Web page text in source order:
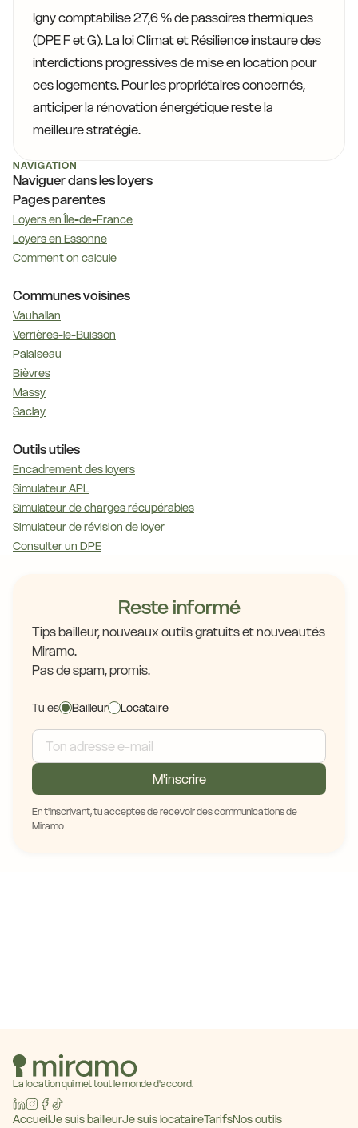
Igny comptabilise 27,6 % de passoires thermiques
(DPE F et G). La loi Climat et Résilience instaure des
interdictions progressives de mise en location pour
ces logements. Pour les propriétaires concernés,
anticiper la rénovation énergétique reste la
meilleure stratégie.
NAVIGATION
Naviguer dans les loyers
Pages parentes
Loyers en Île-de-France
Loyers en Essonne
Comment on calcule
Communes voisines
Vauhallan
Verrières-le-Buisson
Palaiseau
Bièvres
Massy
Saclay
Outils utiles
Encadrement des loyers
Simulateur APL
Simulateur de charges récupérables
Simulateur de révision de loyer
Consulter un DPE
Reste informé
Tips bailleur, nouveaux outils gratuits et nouveautés
Miramo.
Pas de spam, promis.
Tu es Bailleur Locataire
M'inscrire
En t'inscrivant, tu acceptes de recevoir des communications de
Miramo.
La location qui met tout le monde d'accord.
AccueilJe suis bailleurJe suis locataireTarifsNos outils